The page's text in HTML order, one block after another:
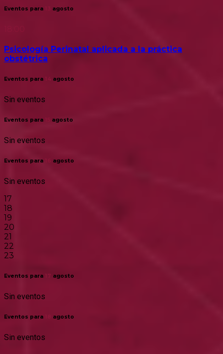
Eventos para agosto
Psicología Perinatal aplicada a la práctica
obstétrica
Eventos para agosto
Sin eventos
Eventos para agosto
Sin eventos
Eventos para agosto
Sin eventos
17
18
19
20
21
22
23
Eventos para 17 agosto
Sin eventos
Eventos para agosto
Sin eventos